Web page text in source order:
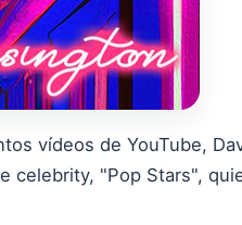
vídeos de YouTube,
celebrity, "Pop Stars",